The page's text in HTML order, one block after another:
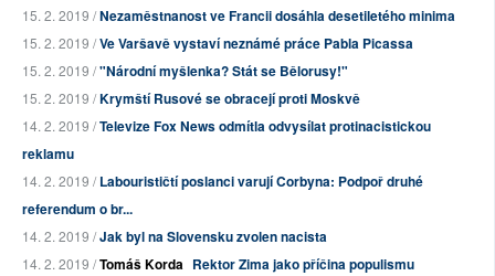
15. 2. 2019 /Nezaměstnanost ve Francii dosáhla desetiletého minima
15. 2. 2019 /Ve Varšavě vystaví neznámé práce Pabla Picassa
15. 2. 2019 /"Národní myšlenka? Stát se Bělorusy!"
15. 2. 2019 /Krymští Rusové se obracejí proti Moskvě
14. 2. 2019 /Televize Fox News odmítla odvysílat protinacistickou
reklamu
14. 2. 2019 /Labourističtí poslanci varují Corbyna: Podpoř druhé
referendum o br...
14. 2. 2019 /Jak byl na Slovensku zvolen nacista
14. 2. 2019 /Tomáš Korda Rektor Zima jako příčina populismu